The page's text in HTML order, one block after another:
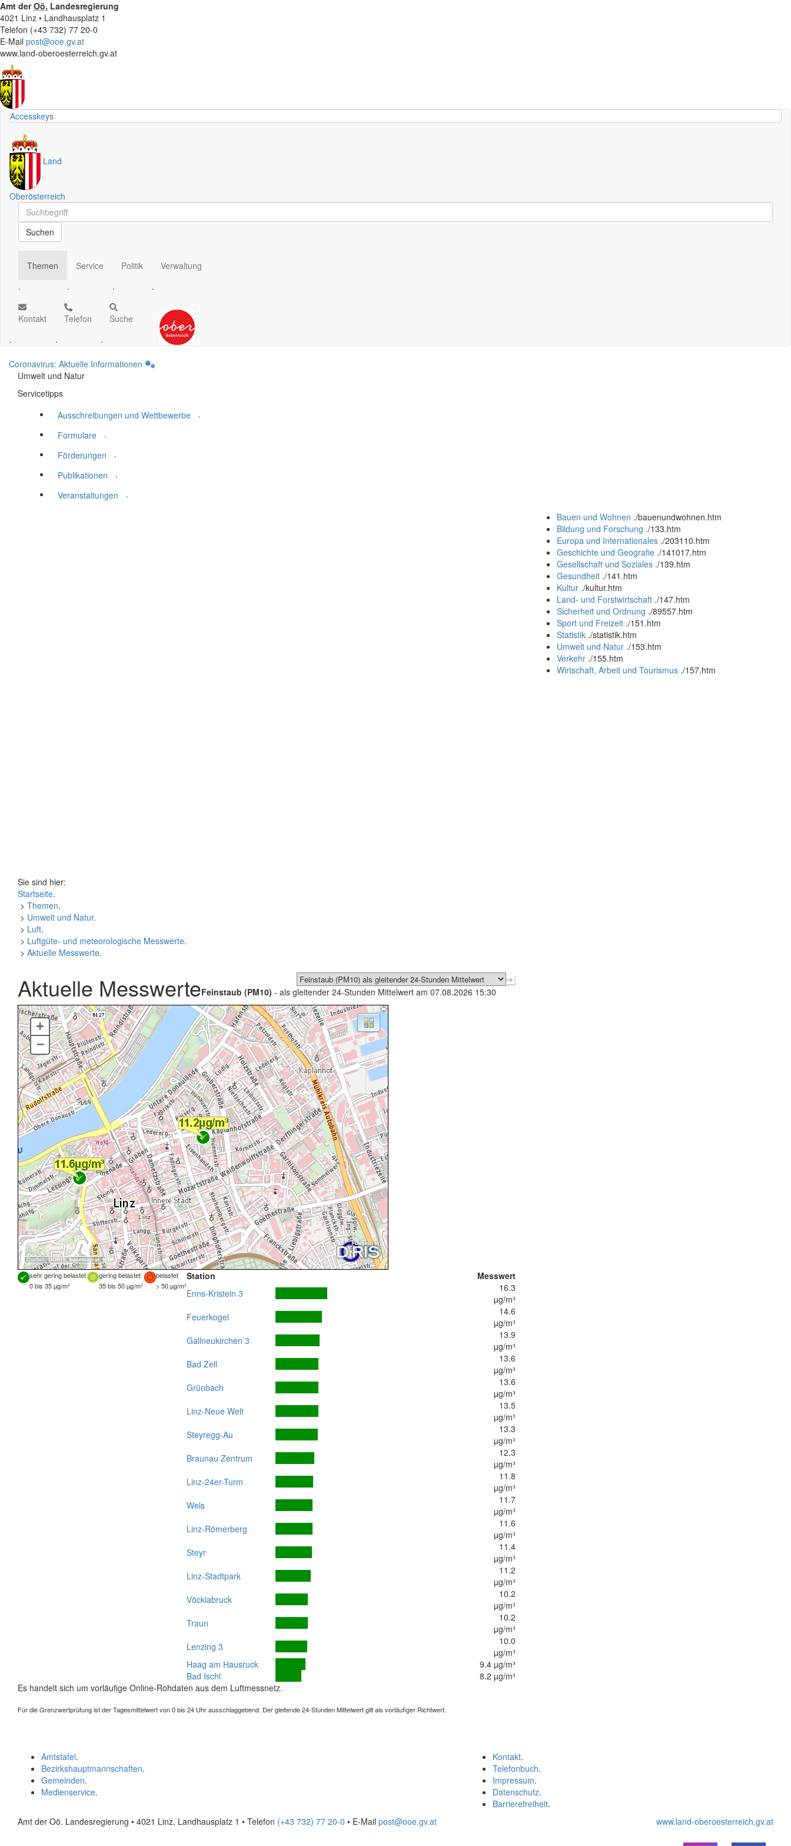
Amt derOö. Landesregierung
4021 Linz • Landhausplatz 1
Telefon (+43 732) 77 20-0
E-Mail post@ooe.gv.at
www.land-oberoesterreich.gv.at
Accesskeys
Land
Oberösterreich
Schnellsuche
Schnellsuche
Suchen
Themen
.
Service
.
Politik
.
Verwaltung
.
Kontakt
.
Telefon
.
Suche
.
Coronavirus: Aktuelle Informationen
Umwelt und Natur
Servicetipps
Ausschreibungen und Wettbewerbe
.
Formulare
.
Förderungen
.
Publikationen
.
Veranstaltungen
.
Bauen und Wohnen ./bauenundwohnen.htm
Bildung und Forschung ./133.htm
Europa und Internationales ./203110.htm
Geschichte und Geografie ./141017.htm
Gesellschaft und Soziales ./139.htm
Gesundheit ./141.htm
Kultur ./kultur.htm
Land- und Forstwirtschaft ./147.htm
Sicherheit und Ordnung ./89557.htm
Sport und Freizeit ./151.htm
Statistik ./statistik.htm
Umwelt und Natur ./153.htm
Verkehr ./155.htm
Wirtschaft, Arbeit und Tourismus ./157.htm
Sie sind hier:
Startseite.
> Themen.
> Umwelt und Natur.
> Luft.
> Luftgüte- und meteorologische Messwerte.
> Aktuelle Messwerte.
Aktuelle MesswerteFeinstaub (PM10) - als gleitender 24-Stunden Mittelwert am 07.08.2026 15:30
Quellen:DORIS, basemap.at
+
–
sehr gering belastet gering belastet
belastet
0 bis 35 µg/m³
35 bis 50 µg/m³ > 50 µg/m³
Station
Messwert
Enns-Kristein 3
16.3
µg/m³
Feuerkogel
14.6
µg/m³
Gallneukirchen 3
13.9
µg/m³
Bad Zell
13.6
µg/m³
Grünbach
13.6
µg/m³
Linz-Neue Welt
13.5
µg/m³
Steyregg-Au
13.3
µg/m³
Braunau Zentrum
12.3
µg/m³
Linz-24er-Turm
11.8
µg/m³
Wels
11.7
µg/m³
Linz-Römerberg
11.6
µg/m³
Steyr
11.4
µg/m³
Linz-Stadtpark
11.2
µg/m³
Vöcklabruck
10.2
µg/m³
Traun
10.2
µg/m³
Lenzing 3
10.0
µg/m³
Haag am Hausruck
9.4 µg/m³
Bad Ischl
8.2 µg/m³
Es handelt sich um vorläufige Online-Rohdaten aus dem Luftmessnetz.
Für die Grenzwertprüfung ist der Tagesmittelwert von 0 bis 24 Uhr ausschlaggebend. Der gleitende 24-Stunden Mittelwert gilt als vorläufiger Richtwert.
Kontakt.
Telefonbuch.
Impressum.
Datenschutz.
Barrierefreiheit.
Amtstafel.
Bezirkshauptmannschaften.
Gemeinden.
Medienservice.
Amt der Oö. Landesregierung • 4021 Linz, Landhausplatz 1 • Telefon (+43 732) 77 20-0 • E-Mail post@ooe.gv.at www.land-oberoesterreich.gv.at